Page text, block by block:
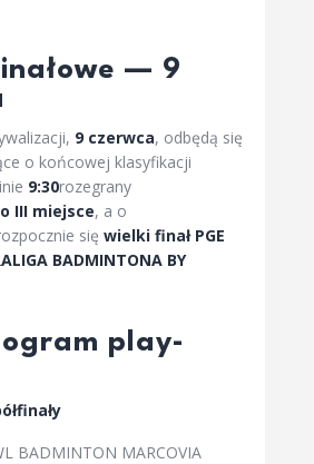
— 9
9 czerwca, odbędą się
o końcowej klasyfikacji
9:30rozegrany
III miejsce, a o
się wielki finał PGE
BADMINTONA BY
play-
BADMINTON MARCOVIA